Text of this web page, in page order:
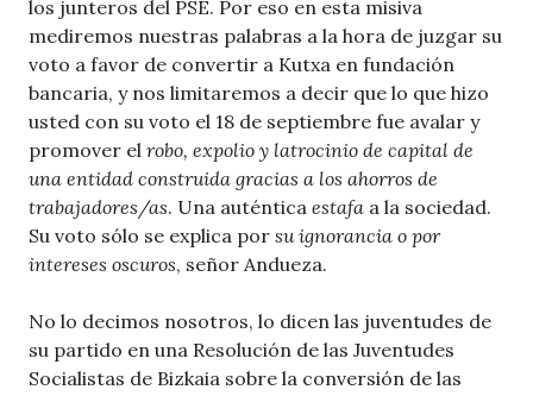
los junteros del PSE. Por eso en esta misiva
mediremos nuestras palabras a la hora de juzgar su
voto a favor de convertir a Kutxa en fundación
bancaria, y nos limitaremos a decir que lo que hizo
usted con su voto el 18 de septiembre fue avalar y
promover el robo, expolio y latrocinio de capital de
una entidad construida gracias a los ahorros de
trabajadores/as. Una auténtica estafa a la sociedad.
Su voto sólo se explica por su ignorancia o por
intereses oscuros, señor Andueza.
No lo decimos nosotros, lo dicen las juventudes de
su partido en una Resolución de las Juventudes
Socialistas de Bizkaia sobre la conversión de las